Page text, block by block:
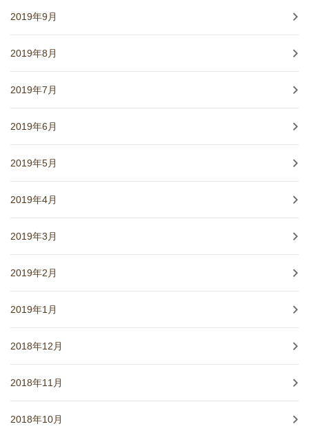
2019年9月
2019年8月
2019年7月
2019年6月
2019年5月
2019年4月
2019年3月
2019年2月
2019年1月
2018年12月
2018年11月
2018年10月